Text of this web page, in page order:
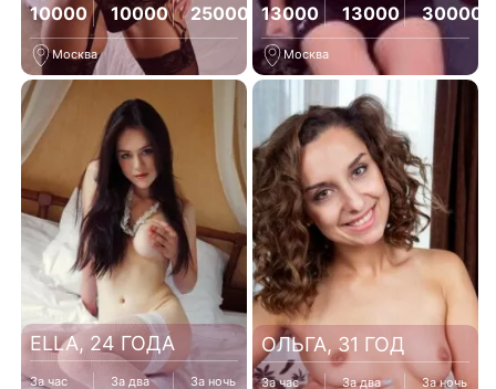
10000 10000 25000
Москва
13000 13000 30000
Москва
ELLA, 24 ГОДА
За час За два За ночь
ОЛЬГА, 31 ГОД
За час За два За ночь